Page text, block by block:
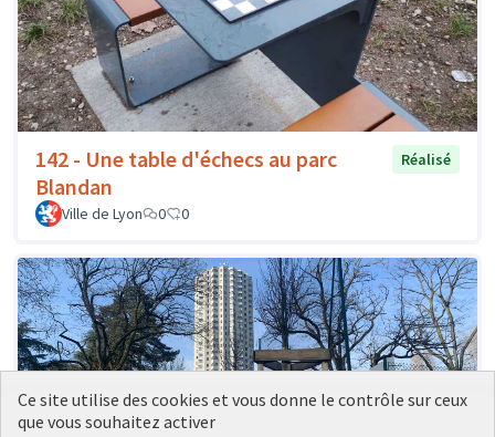
142 - Une table d'échecs au parc
Blandan
Réalisé
Ville de Lyon 0 0
Ce site utilise des cookies et vous donne le contrôle sur ceux
que vous souhaitez activer